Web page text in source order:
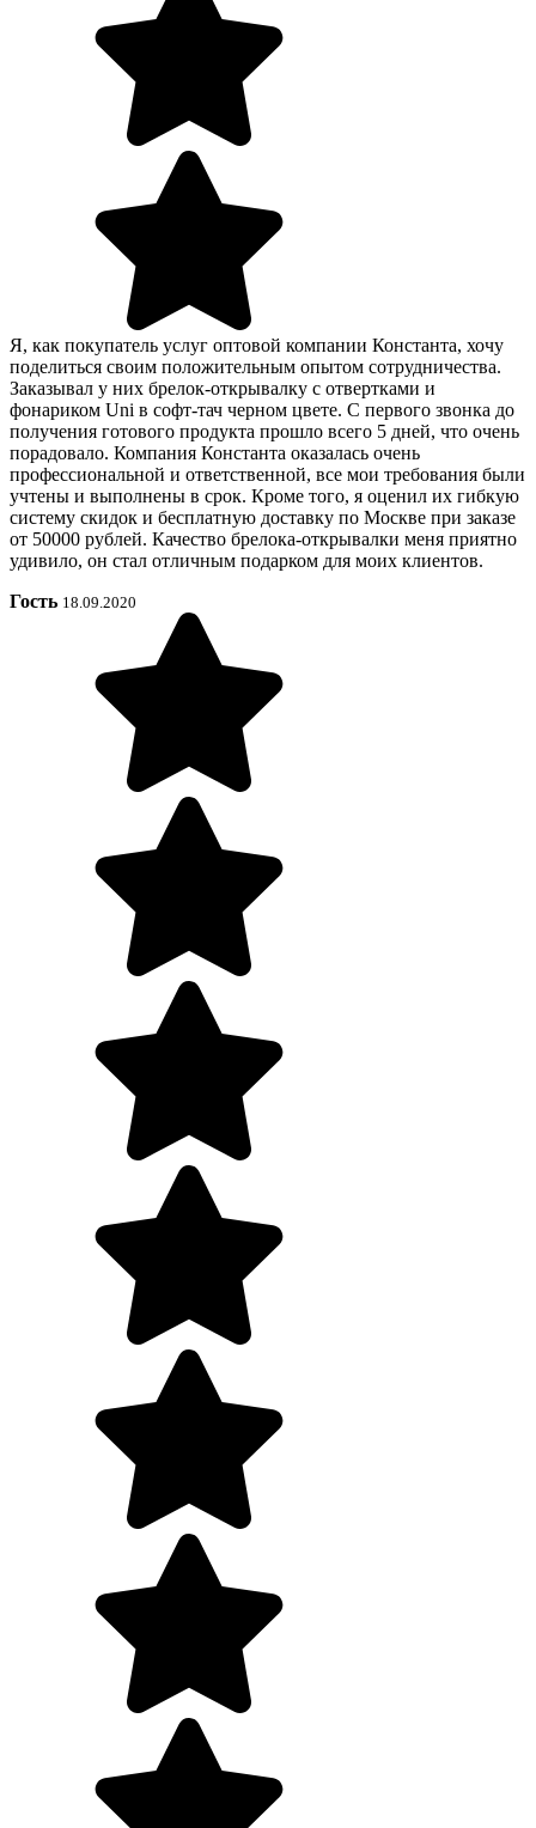
Я, как покупатель услуг оптовой компании Константа, хочу
поделиться своим положительным опытом сотрудничества.
Заказывал у них брелок-открывалку с отвертками и
фонариком Uni в софт-тач черном цвете. С первого звонка до
получения готового продукта прошло всего 5 дней, что очень
порадовало. Компания Константа оказалась очень
профессиональной и ответственной, все мои требования были
учтены и выполнены в срок. Кроме того, я оценил их гибкую
систему скидок и бесплатную доставку по Москве при заказе
от 50000 рублей. Качество брелока-открывалки меня приятно
удивило, он стал отличным подарком для моих клиентов.
Гость 18.09.2020